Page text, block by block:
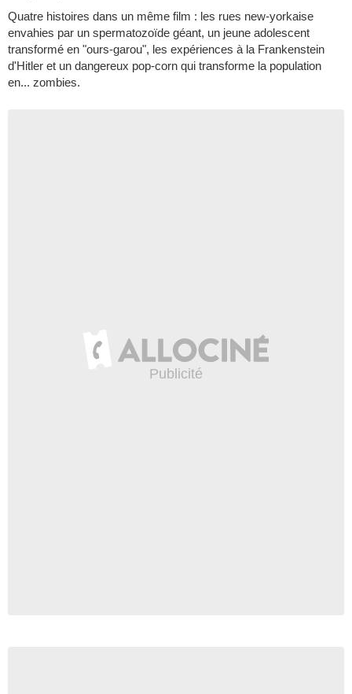
Quatre histoires dans un même film : les rues new-yorkaise
envahies par un spermatozoïde géant, un jeune adolescent
transformé en "ours-garou", les expériences à la Frankenstein
d'Hitler et un dangereux pop-corn qui transforme la population
en... zombies.